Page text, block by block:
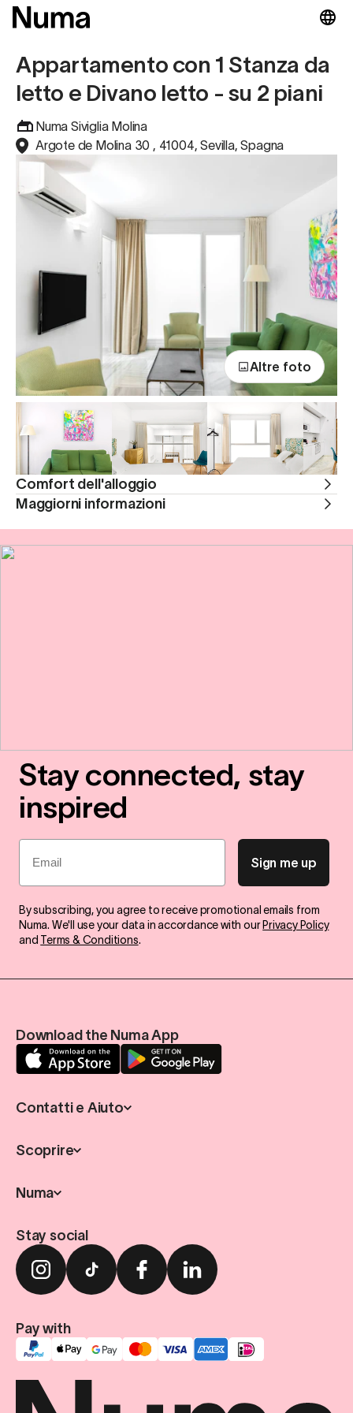
Appartamento con 1 Stanza da
letto e Divano letto - su 2 piani
Numa Siviglia Molina
Argote de Molina 30 , 41004, Sevilla, Spagna
Altre foto
Comfort dell'alloggio
Maggiorni informazioni
Stay connected, stay
inspired
Email
Sign me up
By subscribing, you agree to receive promotional emails from
Numa. We'll use your data in accordance with our Privacy Policy
and Terms & Conditions.
Download the Numa App
Contatti e Aiuto
Scoprire
Numa
Stay social
Pay with